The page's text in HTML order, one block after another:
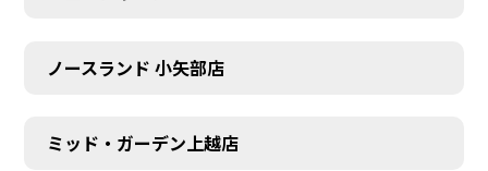
ノースランド 小矢部店
ミッド・ガーデン上越店